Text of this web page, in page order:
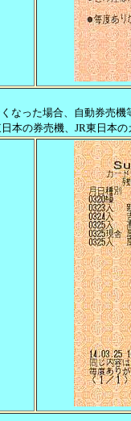
なった場合、自動券売
本の券売機、JR東日本